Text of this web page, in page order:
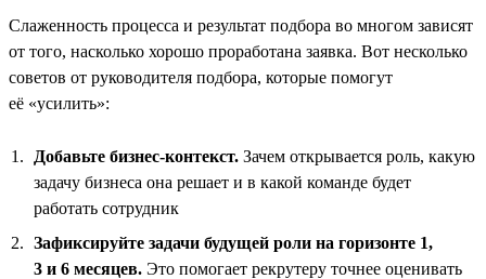
Слаженность процесса и результат подбора во многом зависят
от того, насколько хорошо проработана заявка. Вот несколько
советов от руководителя подбора, которые помогут
её «усилить»:
Добавьте бизнес-контекст. Зачем открывается роль, какую
задачу бизнеса она решает и в какой команде будет
работать сотрудник
Зафиксируйте задачи будущей роли на горизонте 1,
3 и 6 месяцев. Это помогает рекрутеру точнее оценивать